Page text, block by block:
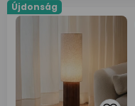
Újdonság